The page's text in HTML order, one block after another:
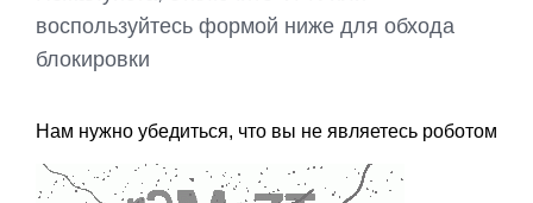
воспользуйтесь формой ниже для обхода
блокировки
Нам нужно убедиться, что вы не являетесь роботом